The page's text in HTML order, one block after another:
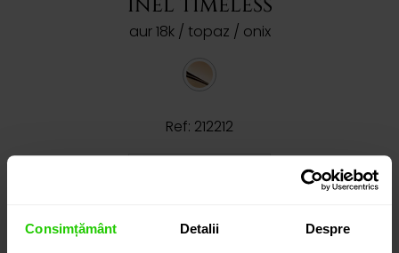
Consimțământ Detalii Despre
INEL TIMELESS
aur 18k / topaz / onix
Ref: 212212